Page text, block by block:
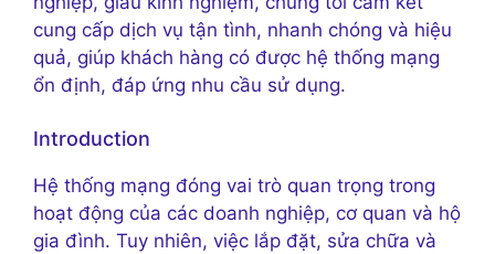
cung cấp dịch vụ tận tình, nhanh chóng và hiệu
quả, giúp khách hàng có được hệ thống mạng
ổn định, đáp ứng nhu cầu sử dụng.
Introduction
Hệ thống mạng đóng vai trò quan trọng trong
hoạt động của các doanh nghiệp, cơ quan và hộ
gia đình. Tuy nhiên, việc lắp đặt, sửa chữa và